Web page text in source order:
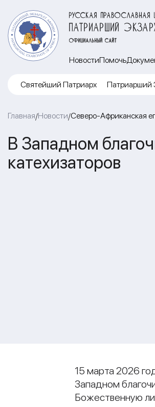
РУССКАЯ ПРАВОСЛАВНАЯ
ПАТРИАРШИЙ
ОФИЦИАЛЬНЫЙ САЙТ
НовостиПомочь
Cвятейший Патриарх Патриарший
Главная/Новости/Северо-Африканская
В Западном
катехизаторов
15 марта 2026
Западном
Божественную